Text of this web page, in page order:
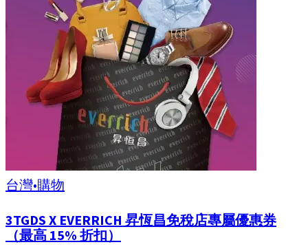
台灣•購物
3TGDS X EVERRICH 昇恆昌免稅店專屬優惠券
（最高 15% 折扣）